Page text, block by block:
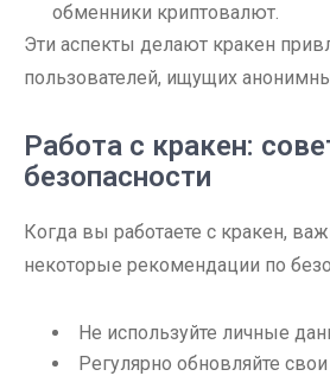
обменники криптовалют.
Эти аспекты делают кракен
пользователей, ищущих
Работа с кракен:
безопасности
Когда вы работаете с кракен,
некоторые рекомендации по
Не используйте личные
Регулярно обновляйте